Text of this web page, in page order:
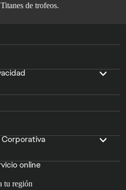
de trofeos.
Corporativa
online
tu región